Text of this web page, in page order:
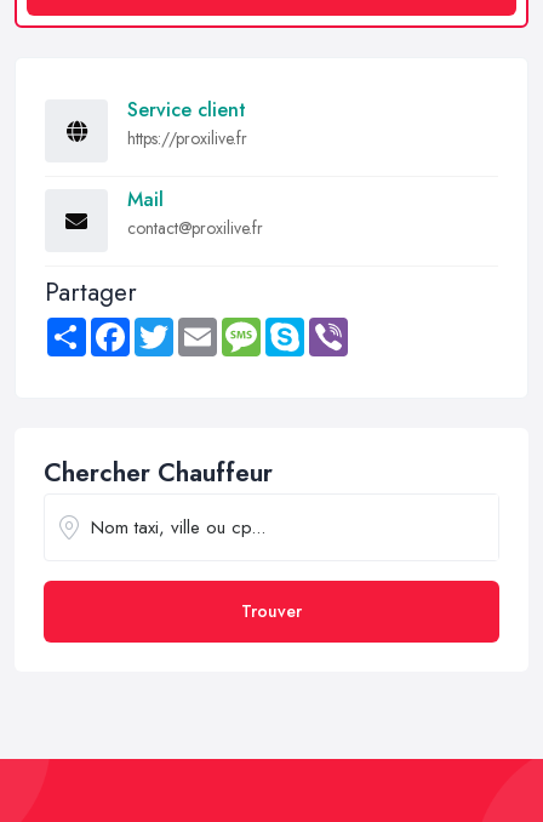
Service client
https://proxilive.fr
Mail
contact@proxilive.fr
Partager
Share FacebookTwitter Email MessageSkype
Chercher Chauffeur
Trouver